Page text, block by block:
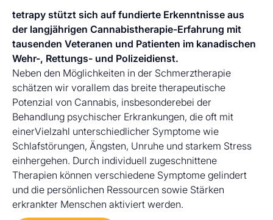
tetrapy stützt sich auf fundierte Erkenntnisse aus
der langjährigen Cannabistherapie-Erfahrung mit
tausenden Veteranen und Patienten im kanadischen
Wehr-, Rettungs- und Polizeidienst.
Neben den Möglichkeiten in der Schmerztherapie
schätzen wir vorallem das breite therapeutische
Potenzial von Cannabis, insbesonderebei der
Behandlung psychischer Erkrankungen, die oft mit
einerVielzahl unterschiedlicher Symptome wie
Schlafstörungen, Ängsten, Unruhe und starkem Stress
einhergehen. Durch individuell zugeschnittene
Therapien können verschiedene Symptome gelindert
und die persönlichen Ressourcen sowie Stärken
erkrankter Menschen aktiviert werden.